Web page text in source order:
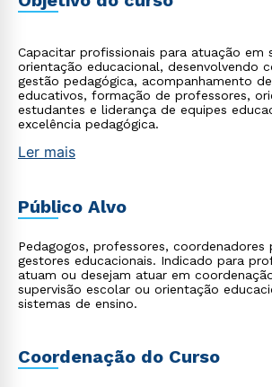
Capacitar profissionais para atuação em
orientação educacional, desenvolvendo
gestão pedagógica, acompanhamento
educativos, formação de professores,
estudantes e liderança de equipes
excelência pedagógica.
Ler mais
Público Alvo
Pedagogos, professores, coordenadores
gestores educacionais. Indicado para
atuam ou desejam atuar em
supervisão escolar ou orientação
sistemas de ensino.
Coordenação do Curso